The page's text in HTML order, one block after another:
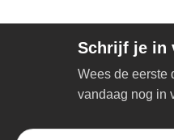
Schrijf je in
Wees de eerste
vandaag nog in